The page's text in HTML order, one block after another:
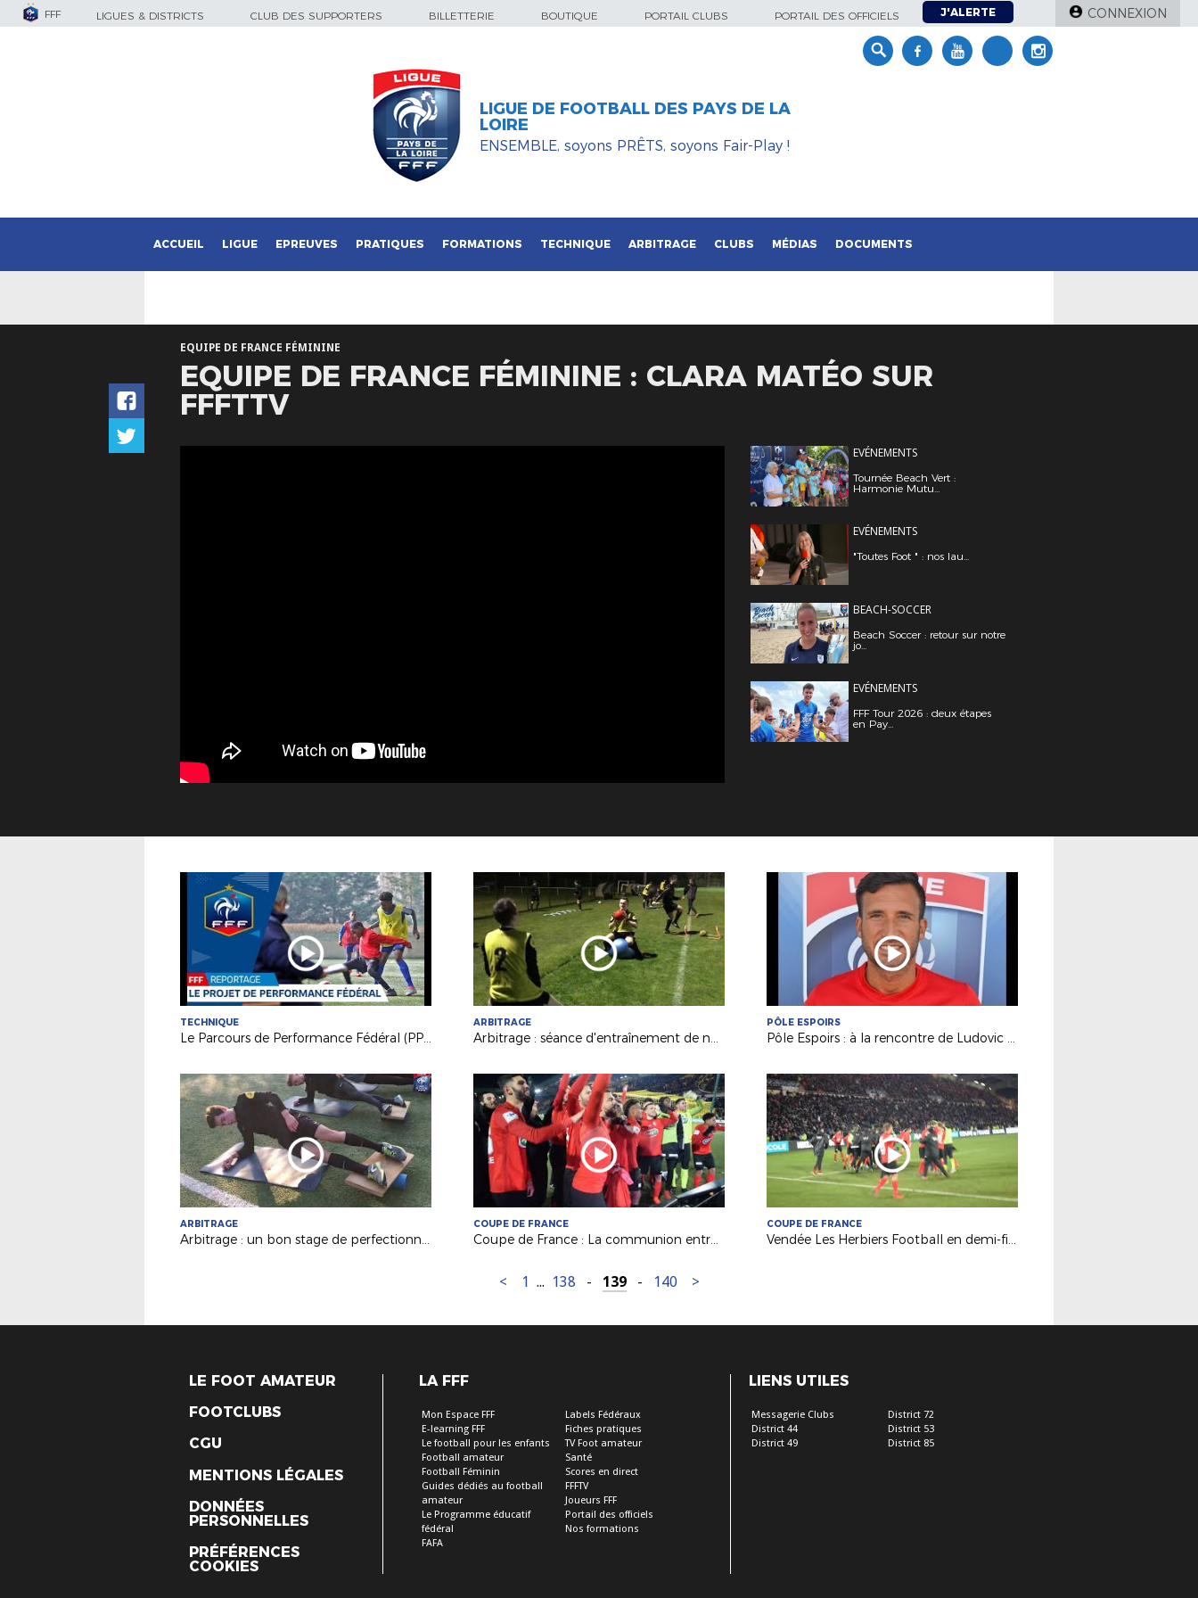
FFF LIGUES & DISTRICTS CLUB DES SUPPORTERS BILLETTERIE BOUTIQUE PORTAIL CLUBS PORTAIL DES OFFICIELS J'ALERTE CONNEXION
LIGUE DE FOOTBALL DES PAYS DE LA
LOIRE
ENSEMBLE, soyons PRÊTS, soyons Fair-Play !
ACCUEIL LIGUE EPREUVES PRATIQUES FORMATIONS TECHNIQUE ARBITRAGE CLUBS MÉDIAS DOCUMENTS
EQUIPE DE FRANCE FÉMININE
EQUIPE DE FRANCE FÉMININE : CLARA MATÉO SUR
FFFTTV
EVÉNEMENTS
Tournée Beach Vert :
Harmonie Mutu...
EVÉNEMENTS
"Toutes Foot " : nos lau...
BEACH-SOCCER
Beach Soccer : retour sur notre
jo...
EVÉNEMENTS
FFF Tour 2026 : deux étapes
en Pay...
TECHNIQUE
Le Parcours de Performance Fédéral (PPF), késako ?
ARBITRAGE
Arbitrage : séance d'entraînement de nos Espoirs et nos J.A.L.
PÔLE ESPOIRS
Pôle Espoirs : à la rencontre de Ludovic KÜCK (Adjoint Pôle)
ARBITRAGE
Arbitrage : un bon stage de perfectionnement pour nos Jeunes Arbitres de Ligue !
COUPE DE FRANCE
Coupe de France : La communion entre les Herbretais et leurs supporters
COUPE DE FRANCE
Vendée Les Herbiers Football en demi-finale !
< 1 ... 138 - 139 - 140 >
LE FOOT AMATEUR
FOOTCLUBS
CGU
MENTIONS LÉGALES
DONNÉES
PERSONNELLES
PRÉFÉRENCES
COOKIES
LA FFF
Mon Espace FFF
E-learning FFF
Le football pour les enfants
Football amateur
Football Féminin
Guides dédiés au football
amateur
Le Programme éducatif
fédéral
FAFA
Labels Fédéraux
Fiches pratiques
TV Foot amateur
Santé
Scores en direct
FFFTV
Joueurs FFF
Portail des officiels
Nos formations
LIENS UTILES
Messagerie Clubs
District 44
District 49
District 72
District 53
District 85